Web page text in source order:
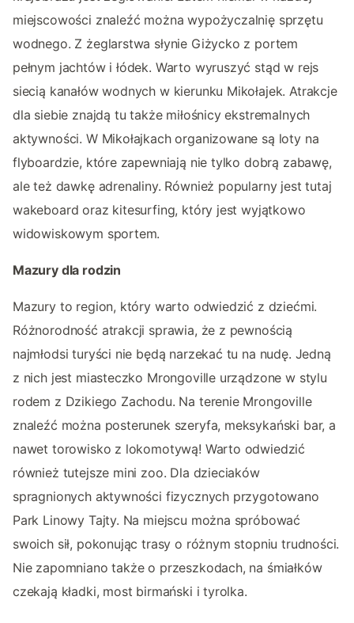
miejscowości znaleźć można wypożyczalnię sprzętu
wodnego. Z żeglarstwa słynie Giżycko z portem
pełnym jachtów i łódek. Warto wyruszyć stąd w rejs
siecią kanałów wodnych w kierunku Mikołajek. Atrakcje
dla siebie znajdą tu także miłośnicy ekstremalnych
aktywności. W Mikołajkach organizowane są loty na
flyboardzie, które zapewniają nie tylko dobrą zabawę,
ale też dawkę adrenaliny. Również popularny jest tutaj
wakeboard oraz kitesurfing, który jest wyjątkowo
widowiskowym sportem.
Mazury dla rodzin
Mazury to region, który warto odwiedzić z dziećmi.
Różnorodność atrakcji sprawia, że z pewnością
najmłodsi turyści nie będą narzekać tu na nudę. Jedną
z nich jest miasteczko Mrongoville urządzone w stylu
rodem z Dzikiego Zachodu. Na terenie Mrongoville
znaleźć można posterunek szeryfa, meksykański bar, a
nawet torowisko z lokomotywą! Warto odwiedzić
również tutejsze mini zoo. Dla dzieciaków
spragnionych aktywności fizycznych przygotowano
Park Linowy Tajty. Na miejscu można spróbować
swoich sił, pokonując trasy o różnym stopniu trudności.
Nie zapomniano także o przeszkodach, na śmiałków
czekają kładki, most birmański i tyrolka.